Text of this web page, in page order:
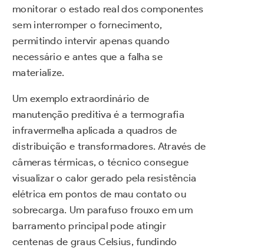
monitorar o estado real dos componentes
sem interromper o fornecimento,
permitindo intervir apenas quando
necessário e antes que a falha se
materialize.
Um exemplo extraordinário de
manutenção preditiva é a termografia
infravermelha aplicada a quadros de
distribuição e transformadores. Através de
câmeras térmicas, o técnico consegue
visualizar o calor gerado pela resistência
elétrica em pontos de mau contato ou
sobrecarga. Um parafuso frouxo em um
barramento principal pode atingir
centenas de graus Celsius, fundindo